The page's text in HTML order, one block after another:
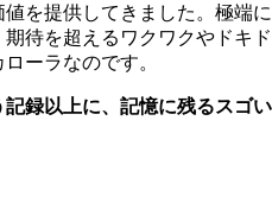
を提供してきました。極端に
待を超えるワクワクやドキド
ーラなのです。
録以上に、記憶に残るスゴい